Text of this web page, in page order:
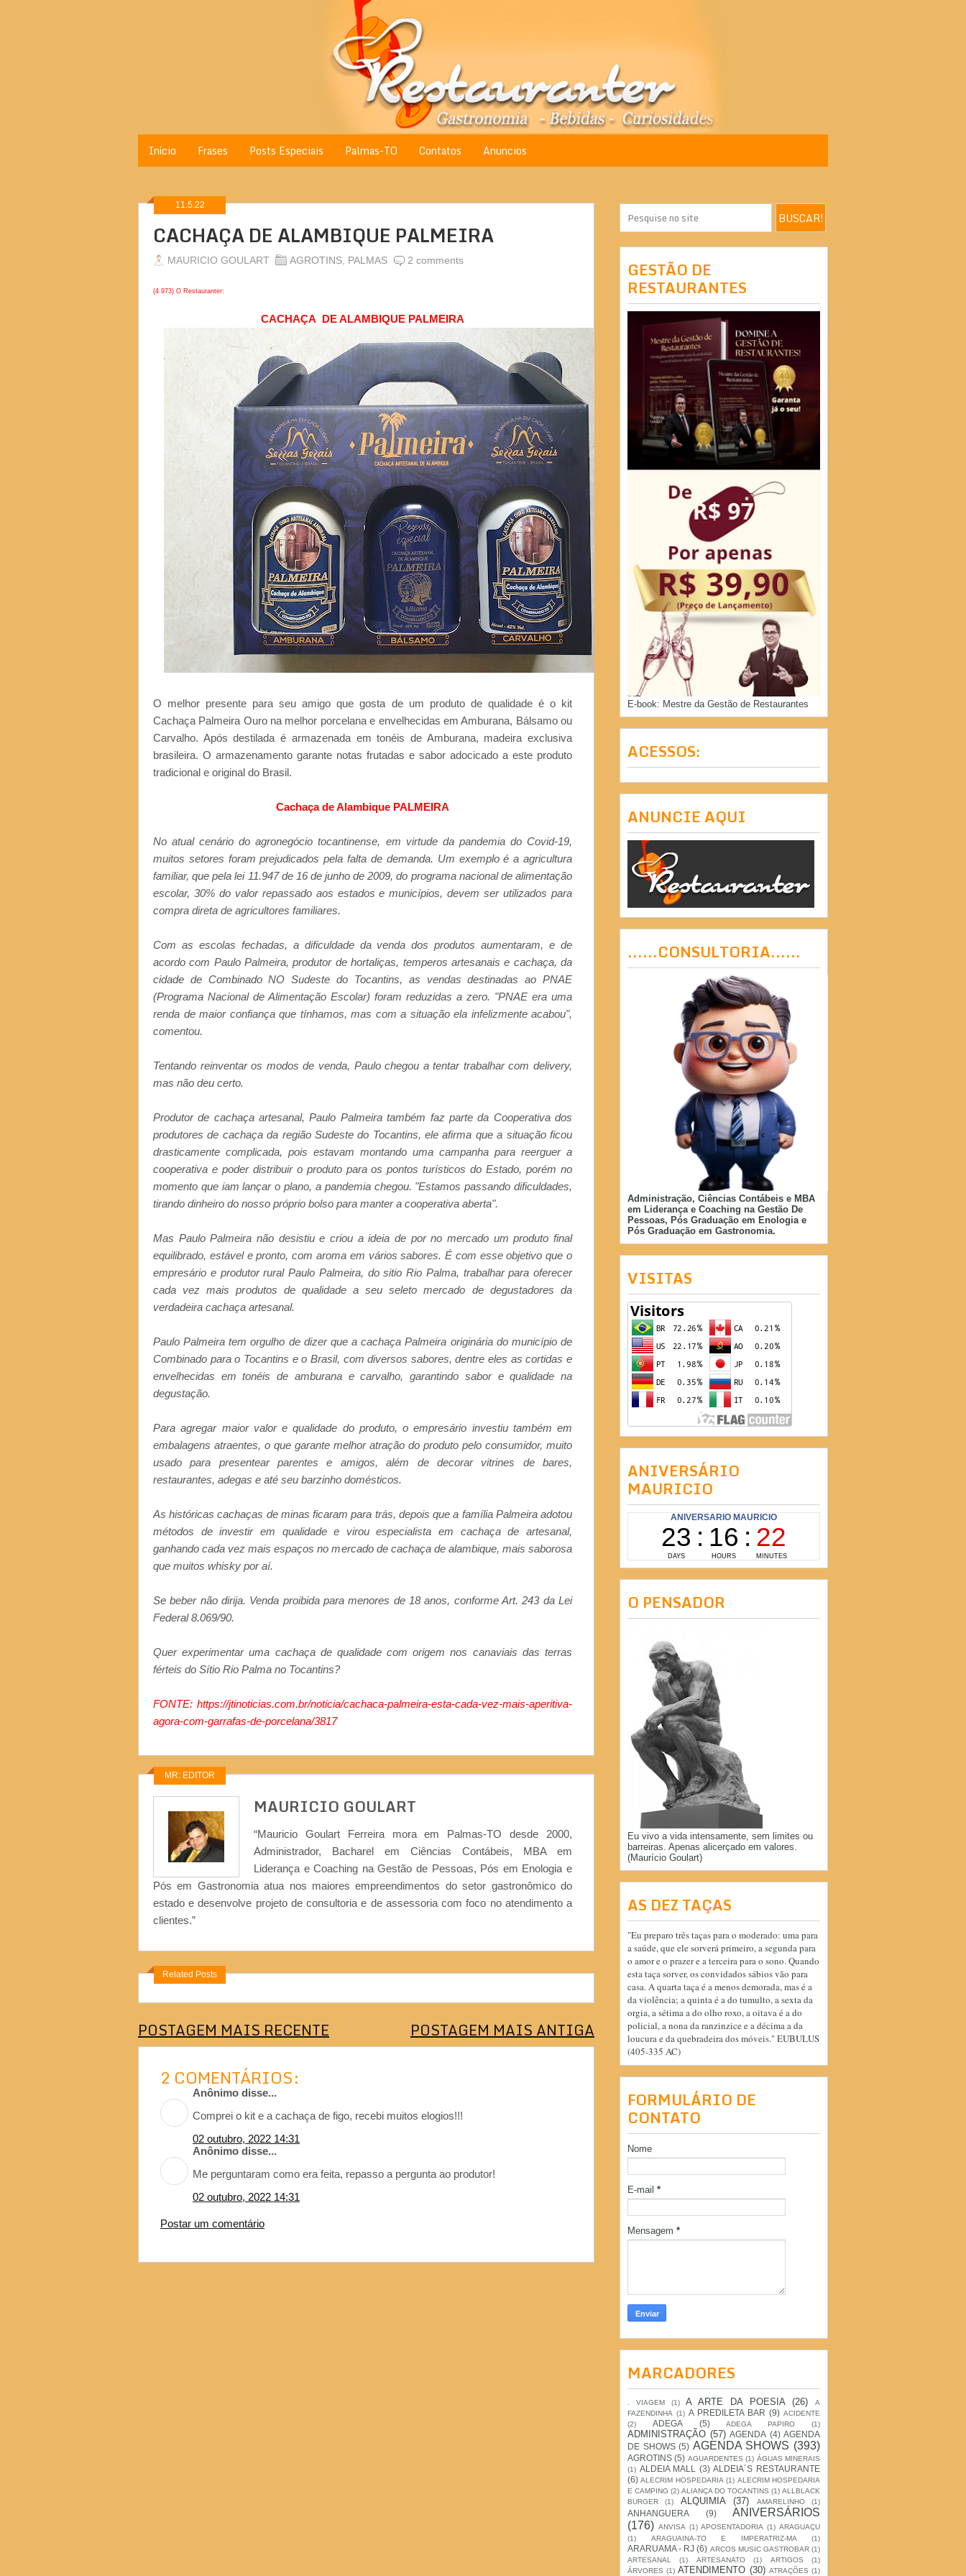
Início Frases Posts Especiais Palmas-TO Contatos Anuncios
11.5.22
CACHAÇA DE ALAMBIQUE PALMEIRA
MAURICIO GOULART AGROTINS PALMAS 2 comments
(4.973) O Restauranter:
CACHAÇA DE ALAMBIQUE PALMEIRA
O melhor presente para seu amigo que gosta de um produto de qualidade é o kit
Cachaça Palmeira Ouro na melhor porcelana e envelhecidas em Amburana, Bálsamo ou
Carvalho. Após destilada é armazenada em tonéis de Amburana, madeira exclusiva
brasileira. O armazenamento garante notas frutadas e sabor adocicado a este produto
tradicional e original do Brasil.
Cachaça de Alambique PALMEIRA
No atual cenário do agronegócio tocantinense, em virtude da pandemia do Covid-19,
muitos setores foram prejudicados pela falta de demanda. Um exemplo é a agricultura
familiar, que pela lei 11.947 de 16 de junho de 2009, do programa nacional de alimentação
escolar, 30% do valor repassado aos estados e municípios, devem ser utilizados para
compra direta de agricultores familiares.
Com as escolas fechadas, a dificuldade da venda dos produtos aumentaram, e de
acordo com Paulo Palmeira, produtor de hortaliças, temperos artesanais e cachaça, da
cidade de Combinado NO Sudeste do Tocantins, as vendas destinadas ao PNAE
(Programa Nacional de Alimentação Escolar) foram reduzidas a zero. "PNAE era uma
renda de maior confiança que tínhamos, mas com a situação ela infelizmente acabou",
comentou.
Tentando reinventar os modos de venda, Paulo chegou a tentar trabalhar com delivery,
mas não deu certo.
Produtor de cachaça artesanal, Paulo Palmeira também faz parte da Cooperativa dos
produtores de cachaça da região Sudeste do Tocantins, ele afirma que a situação ficou
drasticamente complicada, pois estavam montando uma campanha para reerguer a
cooperativa e poder distribuir o produto para os pontos turísticos do Estado, porém no
momento que iam lançar o plano, a pandemia chegou. "Estamos passando dificuldades,
tirando dinheiro do nosso próprio bolso para manter a cooperativa aberta".
Mas Paulo Palmeira não desistiu e criou a ideia de por no mercado um produto final
equilibrado, estável e pronto, com aroma em vários sabores. É com esse objetivo que o
empresário e produtor rural Paulo Palmeira, do sitio Rio Palma, trabalhar para oferecer
cada vez mais produtos de qualidade a seu seleto mercado de degustadores da
verdadeira cachaça artesanal.
Paulo Palmeira tem orgulho de dizer que a cachaça Palmeira originária do município de
Combinado para o Tocantins e o Brasil, com diversos sabores, dentre eles as cortidas e
envelhecidas em tonéis de amburana e carvalho, garantindo sabor e qualidade na
degustação.
Para agregar maior valor e qualidade do produto, o empresário investiu também em
embalagens atraentes, o que garante melhor atração do produto pelo consumidor, muito
usado para presentear parentes e amigos, além de decorar vitrines de bares,
restaurantes, adegas e até seu barzinho domésticos.
As históricas cachaças de minas ficaram para trás, depois que a família Palmeira adotou
métodos de investir em qualidade e virou especialista em cachaça de artesanal,
ganhando cada vez mais espaços no mercado de cachaça de alambique, mais saborosa
que muitos whisky por aí.
Se beber não dirija. Venda proibida para menores de 18 anos, conforme Art. 243 da Lei
Federal 8.069/90.
Quer experimentar uma cachaça de qualidade com origem nos canaviais das terras
férteis do Sítio Rio Palma no Tocantins?
FONTE: https://jtinoticias.com.br/noticia/cachaca-palmeira-esta-cada-vez-mais-aperitiva-
agora-com-garrafas-de-porcelana/3817
MR: EDITOR
MAURICIO GOULART
“Mauricio Goulart Ferreira mora em Palmas-TO desde 2000,
Administrador, Bacharel em Ciências Contábeis, MBA em
Liderança e Coaching na Gestão de Pessoas, Pós em Enologia e
Pós em Gastronomia atua nos maiores empreendimentos do setor gastronômico do
estado e desenvolve projeto de consultoria e de assessoria com foco no atendimento a
clientes.”
Related Posts
POSTAGEM MAIS RECENTE POSTAGEM MAIS ANTIGA
2 COMENTÁRIOS:
Anônimo disse...
Comprei o kit e a cachaça de figo, recebi muitos elogios!!!
02 outubro, 2022 14:31
Anônimo disse...
Me perguntaram como era feita, repasso a pergunta ao produtor!
02 outubro, 2022 14:31
Postar um comentário
GESTÃO DE
RESTAURANTES
E-book: Mestre da Gestão de Restaurantes
ACESSOS:
ANUNCIE AQUI
......CONSULTORIA......
Administração, Ciências Contábeis e MBA
em Liderança e Coaching na Gestão De
Pessoas, Pós Graduação em Enologia e
Pós Graduação em Gastronomia.
VISITAS
ANIVERSÁRIO
MAURICIO
O PENSADOR
Eu vivo a vida intensamente, sem limites ou
barreiras. Apenas alicerçado em valores.
(Maurício Goulart)
AS DEZ TAÇAS
"Eu preparo três taças para o moderado: uma para
a saúde, que ele sorverá primeiro, a segunda para
o amor e o prazer e a terceira para o sono. Quando
esta taça sorver, os convidados sábios vão para
casa. A quarta taça é a menos demorada, mas é a
da violência; a quinta é a do tumulto, a sexta da
orgia, a sétima a do olho roxo, a oitava é a do
policial, a nona da ranzinzice e a décima a da
loucura e da quebradeira dos móveis." EUBULUS
(405-335 AC)
FORMULÁRIO DE
CONTATO
Nome
E-mail *
Mensagem *
MARCADORES
. VIAGEM (1) A ARTE DA POESIA (26)
A
FAZENDINHA (1) A PREDILETA BAR (9) ACIDENTE
(2)
ADEGA (5) ADEGA PAPIRO (1)
ADMINISTRAÇÃO (57) AGENDA (4) AGENDA
DE SHOWS (5) AGENDA SHOWS (393)
AGROTINS (5) AGUARDENTES (1) ÁGUAS MINERAIS
(1) ALDEIA MALL (3) ALDEIA´S RESTAURANTE
(6) ALECRIM HOSPEDARIA (1) ALECRIM HOSPEDARIA
E CAMPING (2) ALIANÇA DO TOCANTINS (1) ALLBLACK
BURGER
(1) ALQUIMIA (37) AMARELINHO (1)
ANHANGUERA (9)
ANIVERSÁRIOS
(176) ANVISA (1) APOSENTADORIA (1) ARAGUAÇU
(1)
ARAGUAINA-TO E IMPERATRIZ-MA (1)
ARARUAMA - RJ (6) ARCOS MUSIC GASTROBAR (1)
ARTESANAL
(1) ARTESANATO (1) ARTIGOS
(1)
ÁRVORES (1) ATENDIMENTO (30) ATRAÇÕES (1)